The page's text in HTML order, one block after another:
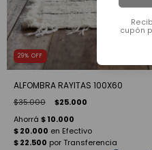
29% OFF
ALFOMBRA RAYITAS 100X60
$35.000 $25.000
cupón